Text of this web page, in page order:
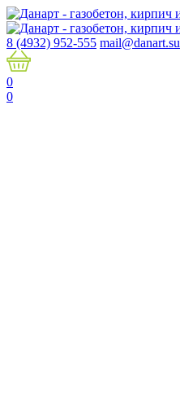
8 (4932) 952-555 mail@danart.su
0
0